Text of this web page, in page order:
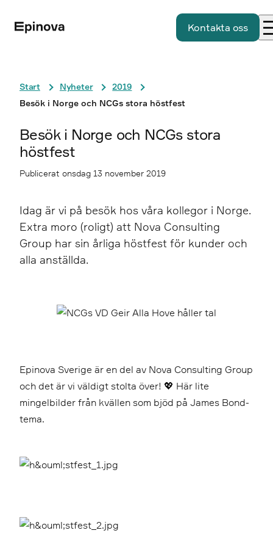
Kontakta oss
Start Nyheter
2019
Besök i Norge och NCGs stora höstfest
Besök i Norge och NCGs stora
höstfest
Publicerat onsdag 13 november 2019
Idag är vi på besök hos våra kollegor i Norge.
Extra moro (roligt) att Nova Consulting
Group har sin årliga höstfest för kunder och
alla anställda.
Epinova Sverige är en del av Nova Consulting Group
och det är vi väldigt stolta över! 💖 Här lite
mingelbilder från kvällen som bjöd på James Bond-
tema.